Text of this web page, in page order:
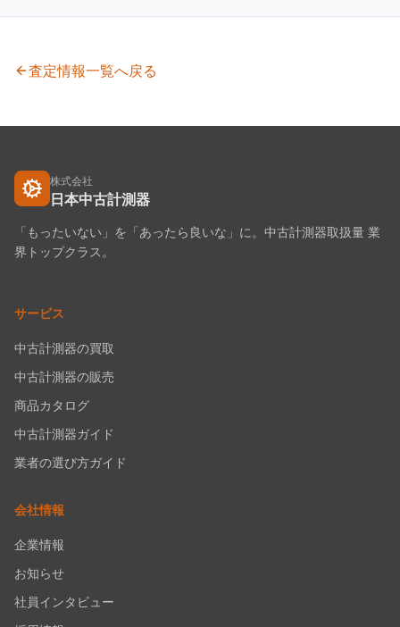
査定情報一覧へ戻る
株式会社
日本中古計測器
「もったいない」を「あったら良いな」に。中古計測器取扱量 業
界トップクラス。
サービス
中古計測器の買取
中古計測器の販売
商品カタログ
中古計測器ガイド
業者の選び方ガイド
会社情報
企業情報
お知らせ
社員インタビュー